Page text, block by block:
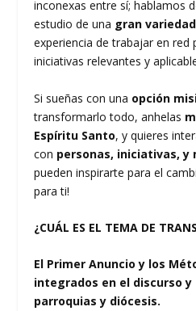
inconexas entre sí; hablamos
estudio de una gran
experiencia de trabajar en red
iniciativas relevantes y
Si sueñas con una opción
transformarlo todo, anhelas
Espíritu Santo, y quieres
con personas, iniciativas, y
pueden inspirarte para el
para ti!
¿CUÁL ES EL TEMA DE
El Primer Anuncio y los
integrados en el discurso
parroquias y diócesis.